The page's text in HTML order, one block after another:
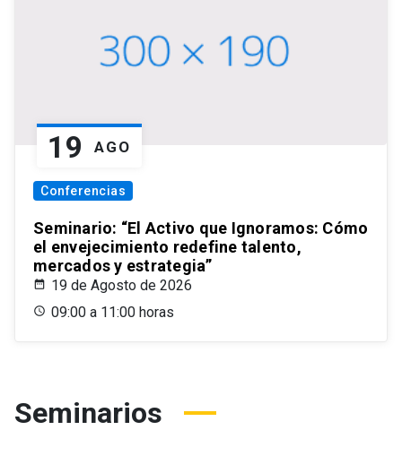
19 AGO
Conferencias
Seminario: “El Activo que Ignoramos: Cómo
el envejecimiento redefine talento,
mercados y estrategia”
19 de Agosto de 2026
09:00 a 11:00 horas
Seminarios